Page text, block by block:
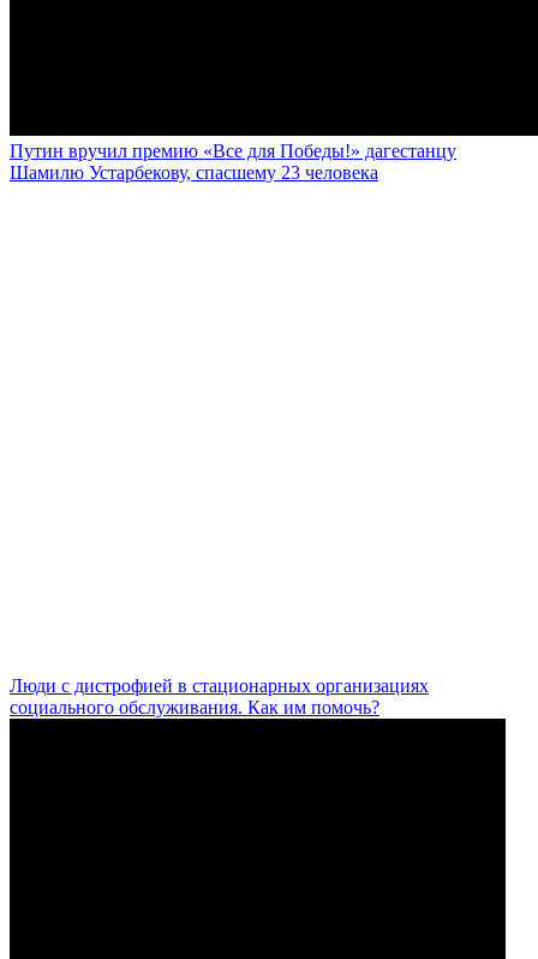
Путин вручил премию «Все для Победы!» дагестанцу
Шамилю Устарбекову, спасшему 23 человека
Люди с дистрофией в стационарных организациях
социального обслуживания. Как им помочь?